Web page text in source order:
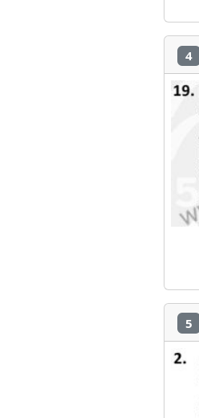
4
5